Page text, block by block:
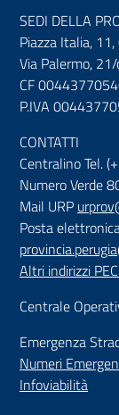
SEDI DELLA
Piazza Italia,
Via Palermo,
CF
P.IVA
CONTATTI
Centralino Tel.
Numero Verde
Mail URP
Posta
Altri indirizzi
Centrale
Emergenza
Numeri
Infoviabilità